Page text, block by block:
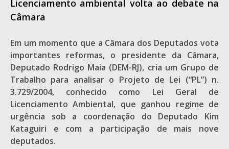
Licenciamento ambiental volta ao debate na
Câmara
Em um momento que a Câmara dos Deputados vota
importantes reformas, o presidente da Câmara,
Deputado Rodrigo Maia (DEM-RJ), cria um Grupo de
Trabalho para analisar o Projeto de Lei (“PL”) n.
3.729/2004, conhecido como Lei Geral de
Licenciamento Ambiental, que ganhou regime de
urgência sob a coordenação do Deputado Kim
Kataguiri e com a participação de mais nove
deputados.